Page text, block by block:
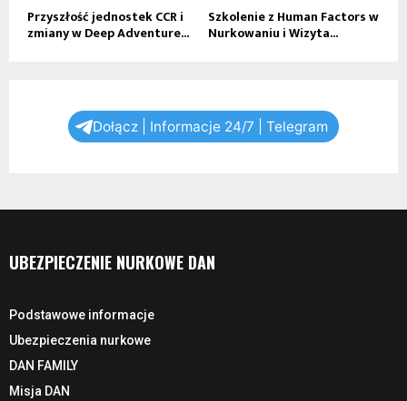
Przyszłość jednostek CCR i
zmiany w Deep Adventure...
Szkolenie z Human Factors w
Nurkowaniu i Wizyta...
Dołącz | Informacje 24/7 | Telegram
UBEZPIECZENIE NURKOWE DAN
Podstawowe informacje
Ubezpieczenia nurkowe
DAN FAMILY
Misja DAN